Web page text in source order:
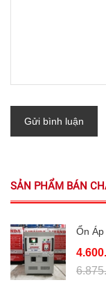
SẢN PHẨM BÁN
Ổn Áp
Gửi bình luận